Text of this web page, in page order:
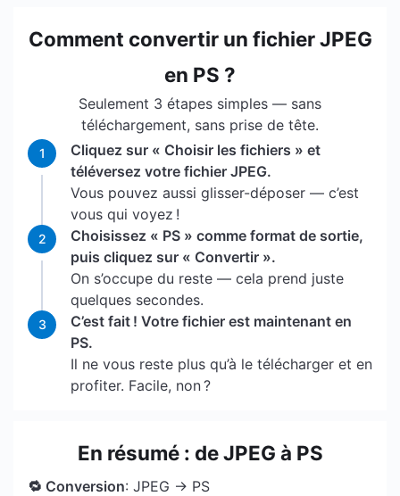
Comment convertir un fichier JPEG
en PS ?
Seulement 3 étapes simples — sans
téléchargement, sans prise de tête.
1
Cliquez sur « Choisir les fichiers » et
téléversez votre fichier JPEG.
Vous pouvez aussi glisser-déposer — c’est
vous qui voyez !
2
Choisissez « PS » comme format de sortie,
puis cliquez sur « Convertir ».
On s’occupe du reste — cela prend juste
quelques secondes.
3
C’est fait ! Votre fichier est maintenant en
PS.
Il ne vous reste plus qu’à le télécharger et en
profiter. Facile, non ?
En résumé : de JPEG à PS
🔁 Conversion: JPEG → PS